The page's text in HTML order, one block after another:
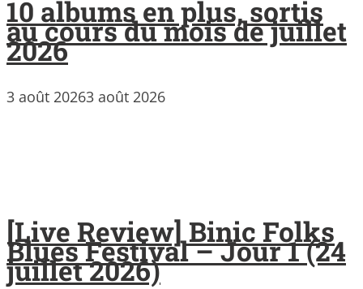
10 albums en plus, sortis
au cours du mois de juillet
2026
3 août 20263 août 2026
[Live Review] Binic Folks
Blues Festival – Jour 1 (24
juillet 2026)